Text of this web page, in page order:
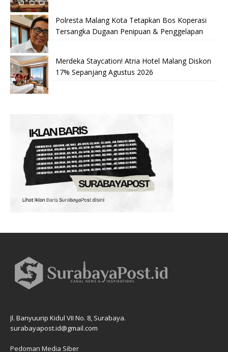
Polresta Malang Kota Tetapkan Bos Koperasi
Tersangka Dugaan Penipuan & Penggelapan
Merdeka Staycation! Atria Hotel Malang Diskon
17% Sepanjang Agustus 2026
Jl. Banyuurip Kidul VII No. 8, Surabaya.
surabayapost.id@gmail.com
Pedoman Media Siber